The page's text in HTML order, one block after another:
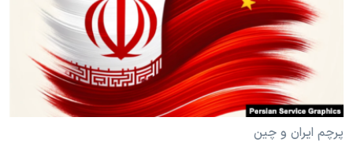
فرهنگ و زندگی
حقوق شهروندی
اقتصادی
علم و فناوری
اسرائیل در جنگ
مستندها
انتخابات ریاست جمهوری آمریکا ۲۰۲۴
حمله جمهوری اسلامی به اسرائیل
رمز مهسا
ورزش زنان در ایران
دنبال کنید
زبانهای مختلف
پرچم ایران و چین